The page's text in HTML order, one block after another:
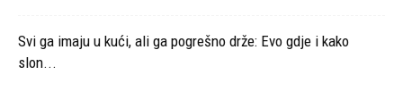
Svi ga imaju u kući, ali ga pogrešno drže: Evo gdje i kako
slon...